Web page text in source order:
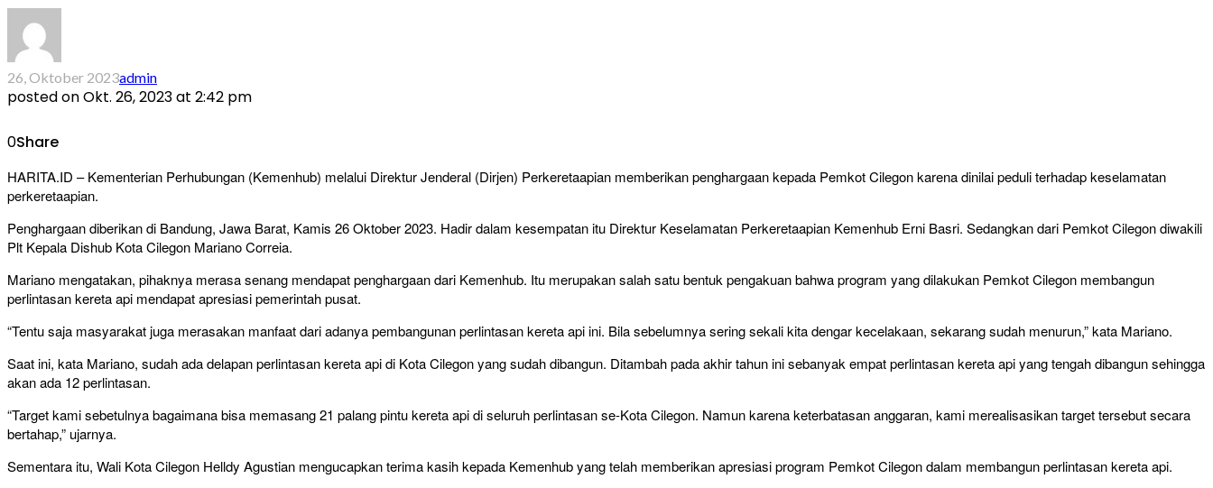
26, Oktober 2023admin
posted onOkt. 26, 2023 at 2:42 pm
0Share
HARITA.ID – Kementerian Perhubungan (Kemenhub) melalui Direktur Jenderal (Dirjen) Perkeretaapian memberikan penghargaan kepada Pemkot Cilegon karena dinilai peduli terhadap keselamatan
perkeretaapian.
Penghargaan diberikan di Bandung, Jawa Barat, Kamis 26 Oktober 2023. Hadir dalam kesempatan itu Direktur Keselamatan Perkeretaapian Kemenhub Erni Basri. Sedangkan dari Pemkot Cilegon diwakili
Plt Kepala Dishub Kota Cilegon Mariano Correia.
Mariano mengatakan, pihaknya merasa senang mendapat penghargaan dari Kemenhub. Itu merupakan salah satu bentuk pengakuan bahwa program yang dilakukan Pemkot Cilegon membangun
perlintasan kereta api mendapat apresiasi pemerintah pusat.
“Tentu saja masyarakat juga merasakan manfaat dari adanya pembangunan perlintasan kereta api ini. Bila sebelumnya sering sekali kita dengar kecelakaan, sekarang sudah menurun,” kata Mariano.
Saat ini, kata Mariano, sudah ada delapan perlintasan kereta api di Kota Cilegon yang sudah dibangun. Ditambah pada akhir tahun ini sebanyak empat perlintasan kereta api yang tengah dibangun sehingga
akan ada 12 perlintasan.
“Target kami sebetulnya bagaimana bisa memasang 21 palang pintu kereta api di seluruh perlintasan se-Kota Cilegon. Namun karena keterbatasan anggaran, kami merealisasikan target tersebut secara
bertahap,” ujarnya.
Sementara itu, Wali Kota Cilegon Helldy Agustian mengucapkan terima kasih kepada Kemenhub yang telah memberikan apresiasi program Pemkot Cilegon dalam membangun perlintasan kereta api.